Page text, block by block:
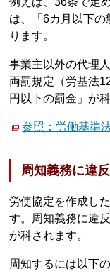
は、「6カ月以下の
ります。
事業主以外の代理
両罰規定（労基法
円以下の罰金」が
参照：労働基準
周知義務に違
労使協定を作成し
す。周知義務に違
が科されます。
周知するには以下